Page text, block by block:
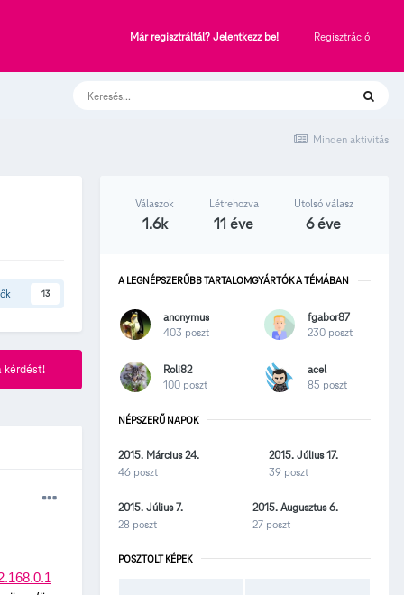
Már regisztráltál? Jelentkezz be! Regisztráció
Minden aktivitás
13
kérdést!
Válaszok
1.6k
Létrehozva
11 éve
Utolsó válasz
6 éve
A LEGNÉPSZERŰBB TARTALOMGYÁRTÓK A TÉMÁBAN
anonymus
403 poszt
fgabor87
230 poszt
Roli82
100 poszt
acel
85 poszt
NÉPSZERŰ NAPOK
2015. Március 24.
46 poszt
2015. Július 17.
39 poszt
2015. Július 7.
28 poszt
2015. Augusztus 6.
27 poszt
POSZTOLT KÉPEK